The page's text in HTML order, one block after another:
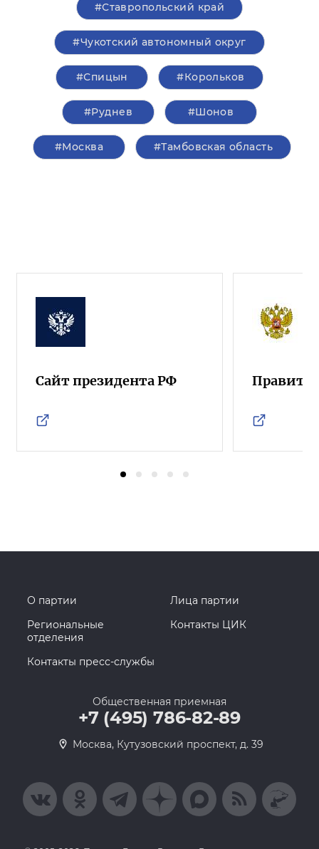
#Ставропольский край
#Чукотский автономный округ
#Спицын #Корольков
#Руднев #Шонов
#Москва #Тамбовская область
Сайт президента РФ
О партии
Лица партии
Региональные
отделения
Контакты ЦИК
Контакты пресс-службы
Общественная приемная
+7 (495) 786-82-89
Москва, Кутузовский проспект, д. 39